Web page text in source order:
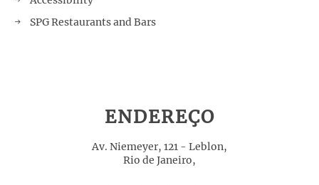
SPG Restaurants and Bars
ENDEREÇO
Av. Niemeyer, 121 - Leblon,
Rio de Janeiro,